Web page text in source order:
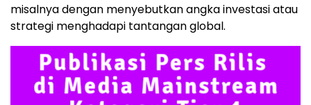
misalnya dengan menyebutkan angka investasi atau
strategi menghadapi tantangan global.